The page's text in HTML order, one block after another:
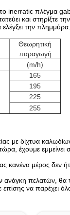
inerratic πλέγμα
και στηρίξτε
την πλημμύρα.
Θεωρητική
παραγωγή
(m/h)
165
195
225
255
με δίχτυα
έχουμε εμμείνει
μέρος δεν
ανάγκη πελατών, θα
να παρέχει